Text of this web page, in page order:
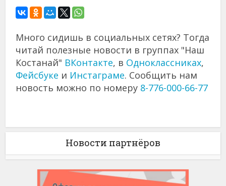
Много сидишь в социальных сетях? Тогда
читай полезные новости в группах "Наш
Костанай" ВКонтакте, в Одноклассниках,
Фейсбуке и Инстаграме. Сообщить нам
новость можно по номеру 8-776-000-66-77
Новости партнёров